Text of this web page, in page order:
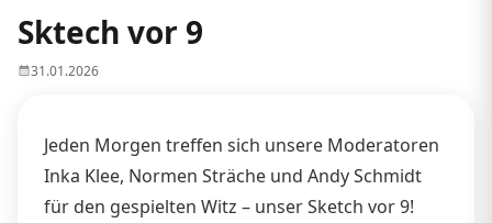
Sktech vor 9
31.01.2026
Jeden Morgen treffen sich unsere Moderatoren
Inka Klee, Normen Sträche und Andy Schmidt
für den gespielten Witz – unser Sketch vor 9!